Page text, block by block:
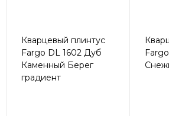
Кварцевый плинтус
Fargo DL 1602 Дуб
Каменный Берег
градиент